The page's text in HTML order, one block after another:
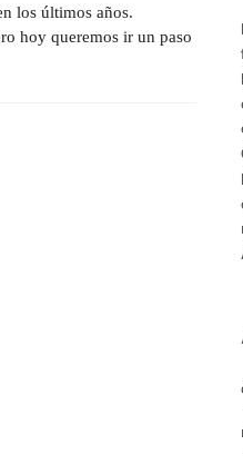
los últimos años.
hoy queremos ir un paso